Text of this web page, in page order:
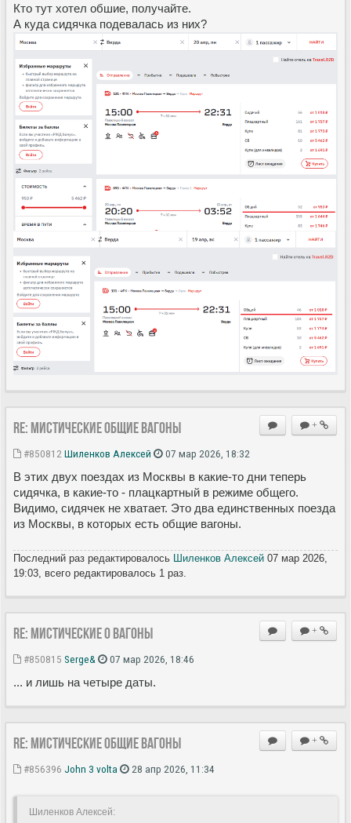
Кто тут хотел обшие, получайте.
А куда сидячка подевалась из них?
+
Re: Мистические ОБЩИЕ вагоны
#850812Шиленков Алексей 07 мар 2026, 18:32
В этих двух поездах из Москвы в какие-то дни теперь
сидячка, в какие-то - плацкартный в режиме общего.
Видимо, сидячек не хватает. Это два единственных поезда
из Москвы, в которых есть общие вагоны.
Последний раз редактировалось Шиленков Алексей 07 мар 2026,
19:03, всего редактировалось 1 раз.
+
Re: Мистические О вагоны
#850815 Serge& 07 мар 2026, 18:46
... и лишь на четыре даты.
+
Re: Мистические ОБЩИЕ вагоны
#856396 John 3 volta 28 апр 2026, 11:34
Шиленков Алексей: